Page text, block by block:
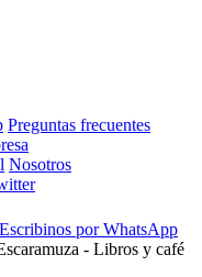
Preguntas frecuentes
Nosotros
Escribinos por WhatsApp
- Libros y café